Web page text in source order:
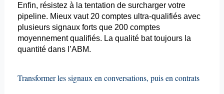
Enfin, résistez à la tentation de surcharger votre
pipeline. Mieux vaut 20 comptes ultra-qualifiés avec
plusieurs signaux forts que 200 comptes
moyennement qualifiés. La qualité bat toujours la
quantité dans l’ABM.
Transformer les signaux en conversations, puis en contrats